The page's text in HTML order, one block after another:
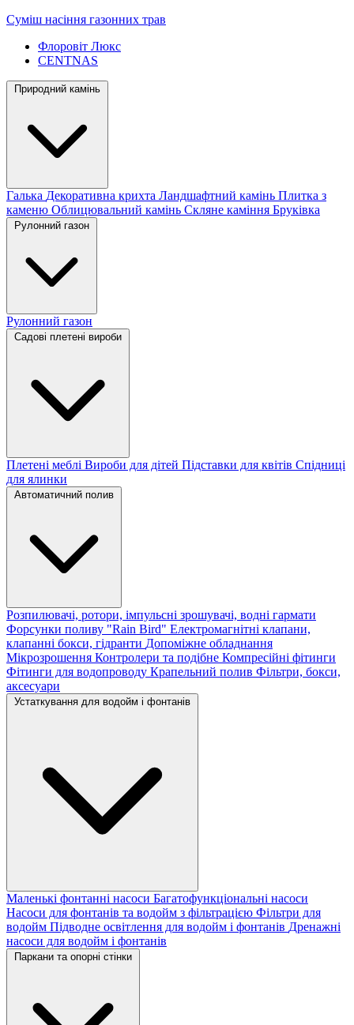
Суміш насіння газонних трав
Флоровіт Люкс
СENTNAS
Природний камінь
Галька Декоративна крихта Ландшафтний камінь Плитка з
каменю Облицювальний камінь Скляне каміння Бруківка
Рулонний газон
Рулонний газон
Садові плетені вироби
Плетені меблі Вироби для дітей Підставки для квітів Спідниці
для ялинки
Автоматичний полив
Розпилювачі, ротори, імпульсні зрошувачі, водні гармати
Форсунки поливу "Rain Bird" Електромагнітні клапани,
клапанні бокси, гідранти Допоміжне обладнання
Мікрозрошення Контролери та подібне Компресійні фітинги
Фітинги для водопроводу Крапельний полив Фільтри, бокси,
аксесуари
Устаткування для водойм і фонтанів
Маленькі фонтанні насоси Багатофункціональні насоси
Насоси для фонтанів та водойм з фільтрацією Фільтри для
водойм Підводне освітлення для водойм і фонтанів Дренажні
насоси для водойм і фонтанів
Паркани та опорні стінки